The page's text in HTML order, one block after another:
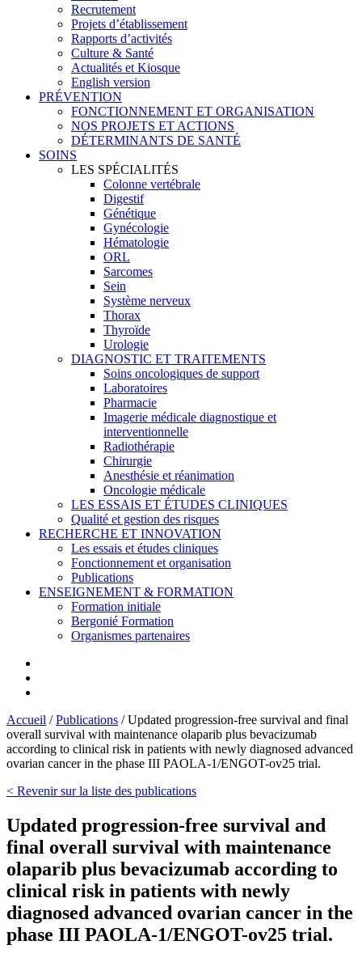
Recrutement
Projets d’établissement
Rapports d’activités
Culture & Santé
Actualités et Kiosque
English version
PRÉVENTION
FONCTIONNEMENT ET ORGANISATION
NOS PROJETS ET ACTIONS
DÉTERMINANTS DE SANTÉ
SOINS
LES SPÉCIALITÉS
Colonne vertébrale
Digestif
Génétique
Gynécologie
Hématologie
ORL
Sarcomes
Sein
Système nerveux
Thorax
Thyroïde
Urologie
DIAGNOSTIC ET TRAITEMENTS
Soins oncologiques de support
Laboratoires
Pharmacie
Imagerie médicale diagnostique et
interventionnelle
Radiothérapie
Chirurgie
Anesthésie et réanimation
Oncologie médicale
LES ESSAIS ET ÉTUDES CLINIQUES
Qualité et gestion des risques
RECHERCHE ET INNOVATION
Les essais et études cliniques
Fonctionnement et organisation
Publications
ENSEIGNEMENT & FORMATION
Formation initiale
Bergonié Formation
Organismes partenaires
Accueil /Publications /Updated progression-free survival and final
overall survival with maintenance olaparib plus bevacizumab
according to clinical risk in patients with newly diagnosed advanced
ovarian cancer in the phase III PAOLA-1/ENGOT-ov25 trial.
< Revenir sur la liste des publications
Updated progression-free survival and
final overall survival with maintenance
olaparib plus bevacizumab according to
clinical risk in patients with newly
diagnosed advanced ovarian cancer in the
phase III PAOLA-1/ENGOT-ov25 trial.